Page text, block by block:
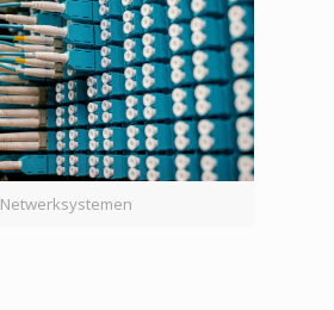
Netwerksystemen